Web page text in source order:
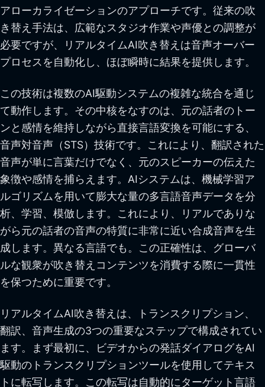
アローカライゼーションのアプローチです。従来の吹
き替え手法は、広範なスタジオ作業や声優との調整が
必要ですが、リアルタイムAI吹き替えは音声オーバー
プロセスを自動化し、ほぼ瞬時に結果を提供します。
この技術は複数のAI駆動システムの複雑な統合を通じ
て動作します。その中核をなすのは、元の話者のトー
ンと感情を維持しながら直接言語変換を可能にする、
音声対音声（STS）技術です。これにより、翻訳された
音声が単に言葉だけでなく、元のスピーカーの伝えた
象徴や感情を捕らえます。AIシステムは、機械学習ア
ルゴリズムを用いて膨大な量の多言語音声データを分
析、学習、模倣します。これにより、リアルでありな
がら元の話者の音声の特質に非常に近い合成音声を生
成します。異なる言語でも。この正確性は、グローバ
ルな観衆が吹き替えコンテンツを消費する際に一貫性
を保つために重要です。
リアルタイムAI吹き替えは、トランスクリプション、
翻訳、音声生成の3つの重要なステップで構成されてい
ます。まず最初に、ビデオからの発話ダイアログをAI
駆動のトランスクリプションツールを使用してテキス
トに転写します。この転写は自動的にターゲット言語